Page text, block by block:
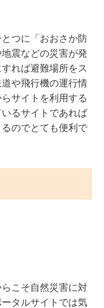
つに「おおさか防
震などの災害が発
れば避難場所をス
や飛行機の運行情
サイトを利用する
るサイトであれば
のでとても便利で
こそ自然災害に対
タルサイトでは気